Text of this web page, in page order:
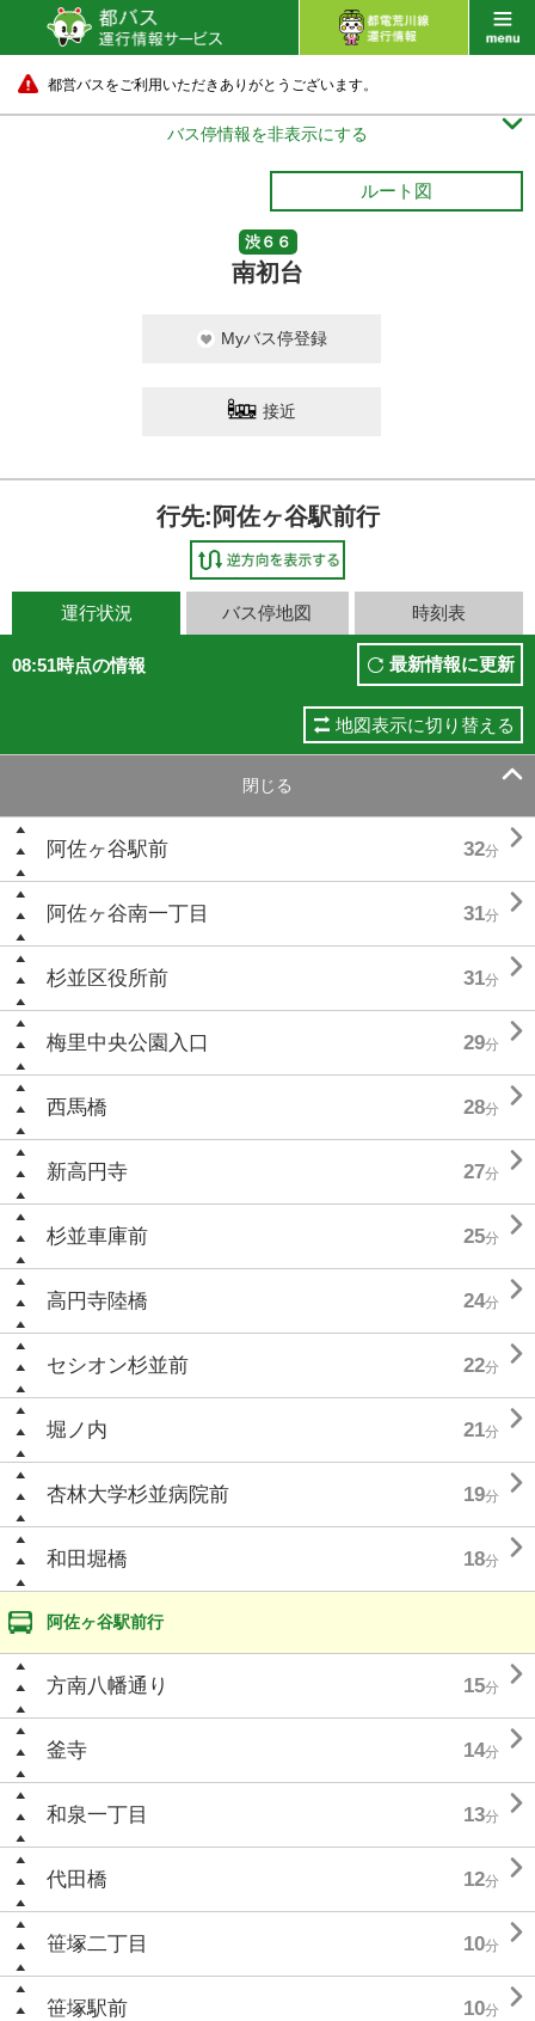
都営バスをご利用いただきありがとうございます。
バス停情報を非表示にする 
ルート図
渋６６
南初台
Myバス停登録
接近
行先:阿佐ヶ谷駅前行
運行状況 バス停地図 時刻表
08:51時点の情報 最新情報に更新
地図表示に切り替える
閉じる 
阿佐ヶ谷駅前 32分 
阿佐ヶ谷南一丁目 31分 
杉並区役所前 31分 
梅里中央公園入口 29分 
西馬橋 28分 
新高円寺 27分 
杉並車庫前 25分 
高円寺陸橋 24分 
セシオン杉並前 22分 
堀ノ内 21分 
杏林大学杉並病院前 19分 
和田堀橋 18分 
阿佐ヶ谷駅前行
方南八幡通り 15分 
釜寺 14分 
和泉一丁目 13分 
代田橋 12分 
笹塚二丁目 10分 
笹塚駅前 10分 